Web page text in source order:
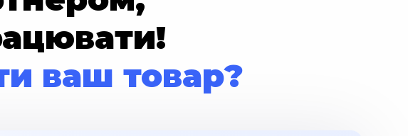
ваш товар?